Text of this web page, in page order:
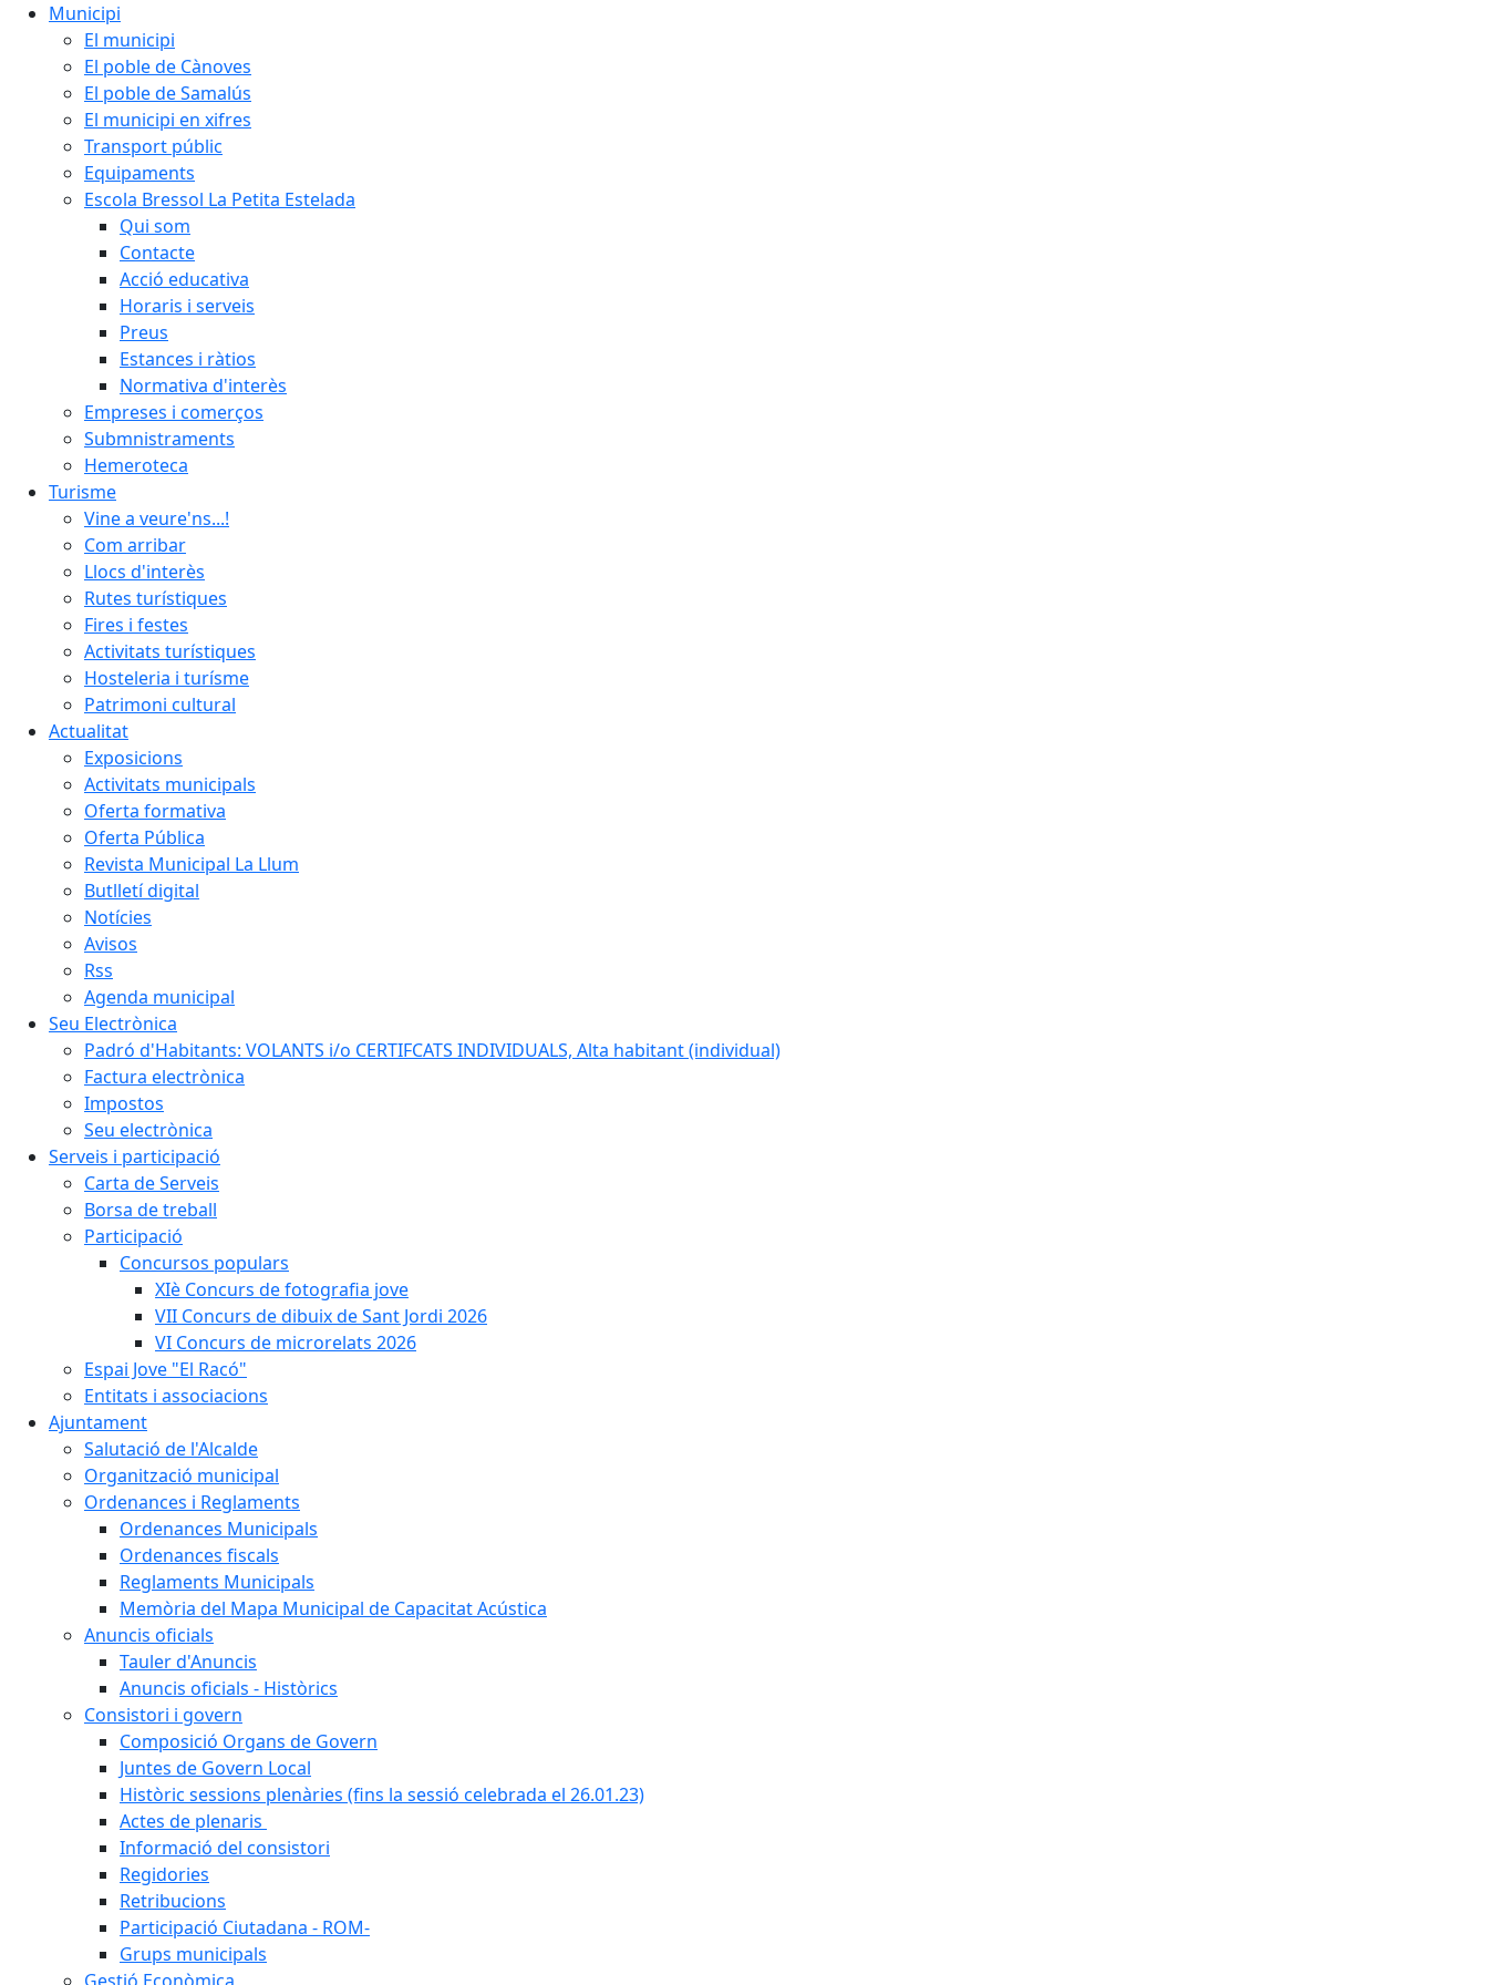
Municipi
El municipi
El poble de Cànoves
El poble de Samalús
El municipi en xifres
Transport públic
Equipaments
Escola Bressol La Petita Estelada
Qui som
Contacte
Acció educativa
Horaris i serveis
Preus
Estances i ràtios
Normativa d'interès
Empreses i comerços
Submnistraments
Hemeroteca
Turisme
Vine a veure'ns...!
Com arribar
Llocs d'interès
Rutes turístiques
Fires i festes
Activitats turístiques
Hosteleria i turísme
Patrimoni cultural
Actualitat
Exposicions
Activitats municipals
Oferta formativa
Oferta Pública
Revista Municipal La Llum
Butlletí digital
Notícies
Avisos
Rss
Agenda municipal
Seu Electrònica
Padró d'Habitants: VOLANTS i/o CERTIFCATS INDIVIDUALS, Alta habitant (individual)
Factura electrònica
Impostos
Seu electrònica
Serveis i participació
Carta de Serveis
Borsa de treball
Participació
Concursos populars
XIè Concurs de fotografia jove
VII Concurs de dibuix de Sant Jordi 2026
VI Concurs de microrelats 2026
Espai Jove "El Racó"
Entitats i associacions
Ajuntament
Salutació de l'Alcalde
Organització municipal
Ordenances i Reglaments
Ordenances Municipals
Ordenances fiscals
Reglaments Municipals
Memòria del Mapa Municipal de Capacitat Acústica
Anuncis oficials
Tauler d'Anuncis
Anuncis oficials - Històrics
Consistori i govern
Composició Organs de Govern
Juntes de Govern Local
Històric sessions plenàries (fins la sessió celebrada el 26.01.23)
Actes de plenaris
Informació del consistori
Regidories
Retribucions
Participació Ciutadana - ROM-
Grups municipals